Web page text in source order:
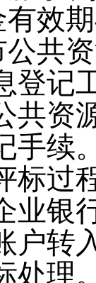
效
共
登记
共资
手续
标过
业银
户转
处理